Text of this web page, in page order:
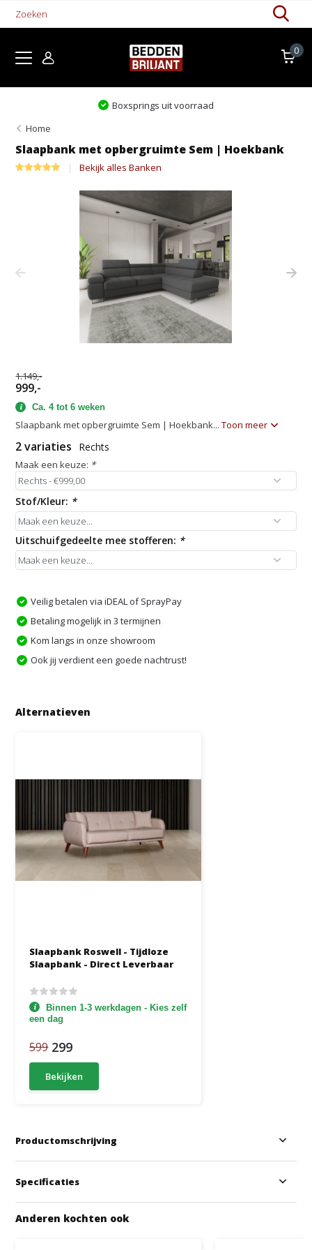
0
Boxsprings uit voorraad
Home
Slaapbank met opbergruimte Sem | Hoekbank
Bekijk alles Banken
1.149,-
999,-
Ca. 4 tot 6 weken
Slaapbank met opbergruimte Sem | Hoekbank...Toon meer
2 variaties Rechts
Maak een keuze: *
Stof/Kleur: *
Uitschuifgedeelte mee stofferen: *
Veilig betalen via iDEAL of SprayPay
Betaling mogelijk in 3 termijnen
Kom langs in onze showroom
Ook jij verdient een goede nachtrust!
Alternatieven
Slaapbank Roswell - Tijdloze
Slaapbank - Direct Leverbaar
Binnen 1-3 werkdagen - Kies zelf
een dag
599 299
Bekijken
Productomschrijving
Specificaties
Anderen kochten ook